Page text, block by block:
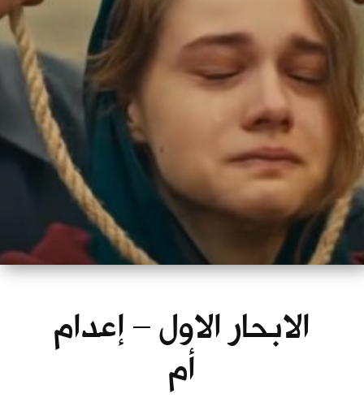
الابحار الاول – إعدام
أم